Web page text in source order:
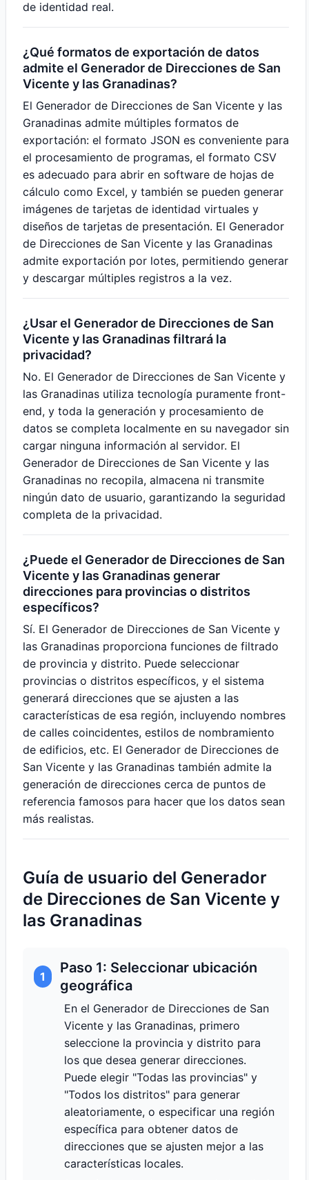
de identidad real.
¿Qué formatos de exportación de datos
admite el Generador de Direcciones de San
Vicente y las Granadinas?
El Generador de Direcciones de San Vicente y las
Granadinas admite múltiples formatos de
exportación: el formato JSON es conveniente para
el procesamiento de programas, el formato CSV
es adecuado para abrir en software de hojas de
cálculo como Excel, y también se pueden generar
imágenes de tarjetas de identidad virtuales y
diseños de tarjetas de presentación. El Generador
de Direcciones de San Vicente y las Granadinas
admite exportación por lotes, permitiendo generar
y descargar múltiples registros a la vez.
¿Usar el Generador de Direcciones de San
Vicente y las Granadinas filtrará la
privacidad?
No. El Generador de Direcciones de San Vicente y
las Granadinas utiliza tecnología puramente front-
end, y toda la generación y procesamiento de
datos se completa localmente en su navegador sin
cargar ninguna información al servidor. El
Generador de Direcciones de San Vicente y las
Granadinas no recopila, almacena ni transmite
ningún dato de usuario, garantizando la seguridad
completa de la privacidad.
¿Puede el Generador de Direcciones de San
Vicente y las Granadinas generar
direcciones para provincias o distritos
específicos?
Sí. El Generador de Direcciones de San Vicente y
las Granadinas proporciona funciones de filtrado
de provincia y distrito. Puede seleccionar
provincias o distritos específicos, y el sistema
generará direcciones que se ajusten a las
características de esa región, incluyendo nombres
de calles coincidentes, estilos de nombramiento
de edificios, etc. El Generador de Direcciones de
San Vicente y las Granadinas también admite la
generación de direcciones cerca de puntos de
referencia famosos para hacer que los datos sean
más realistas.
Guía de usuario del Generador
de Direcciones de San Vicente y
las Granadinas
1
Paso 1: Seleccionar ubicación
geográfica
En el Generador de Direcciones de San
Vicente y las Granadinas, primero
seleccione la provincia y distrito para
los que desea generar direcciones.
Puede elegir "Todas las provincias" y
"Todos los distritos" para generar
aleatoriamente, o especificar una región
específica para obtener datos de
direcciones que se ajusten mejor a las
características locales.